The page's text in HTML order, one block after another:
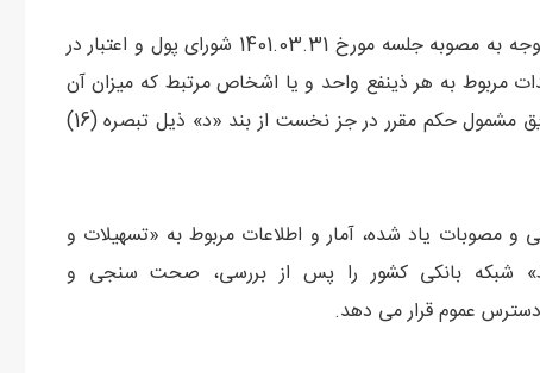
گفتنی است، تعیین مصادیق انتشار اطلاعات فوق الذکر با توجه به مصوبه جلسه مورخ 1401.03.31 شورای پول و اعتبار در
مربوط به هر ذينفع واحد و یا اشخاص مرتبط که ميزان آن
حداقل معادل یک هزار ميليارد ريال است و به عنوان مصادیق مشمول حکم مقرر در جز نخست از بند «د» ذیل تبصره (16)
و مصوبات یاد شده، آمار و اطلاعات مربوط به «تسهیلات و
شبکه بانکی کشور را پس از بررسی، صحت سنجی و
دسترس عموم قرار می دهد.